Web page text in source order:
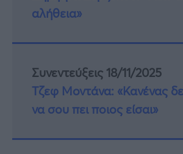
αλήθεια»
Συνεντεύξεις 18/11/2025
Τζεφ Μοντάνα: «Κανένας
να σου πει ποιος είσαι»